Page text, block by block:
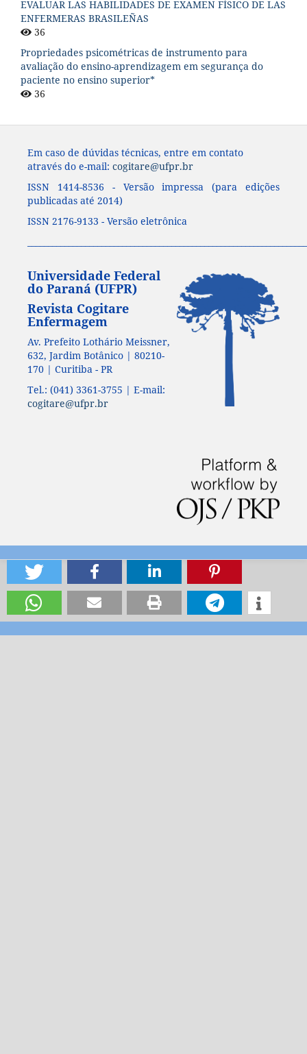
EVALUAR LAS HABILIDADES DE EXAMEN FÍSICO DE LAS
ENFERMERAS BRASILEÑAS
36
Propriedades psicométricas de instrumento para
avaliação do ensino-aprendizagem em segurança do
paciente no ensino superior*
36
Em caso de dúvidas técnicas, entre em contato
através do e-mail: cogitare@ufpr.br
ISSN 1414-8536 - Versão impressa (para edições
publicadas até 2014)
ISSN 2176-9133 - Versão eletrônica
Universidade Federal
do Paraná (UFPR)
Revista Cogitare
Enfermagem
Av. Prefeito Lothário Meissner,
632, Jardim Botânico | 80210-
170 | Curitiba - PR
Tel.: (041) 3361-3755 | E-mail:
cogitare@ufpr.br